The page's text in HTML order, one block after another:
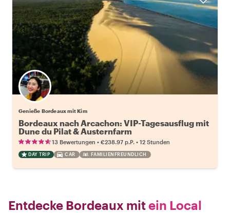
Genieße Bordeaux mit Kim
Bordeaux nach Arcachon: VIP-Tagesausflug mit
Dune du Pilat & Austernfarm
13 Bewertungen • €238.97 p.P. • 12 Stunden
DAY TRIP CAR FAMILIENFREUNDLICH
Entdecke Bordeaux mitein Local